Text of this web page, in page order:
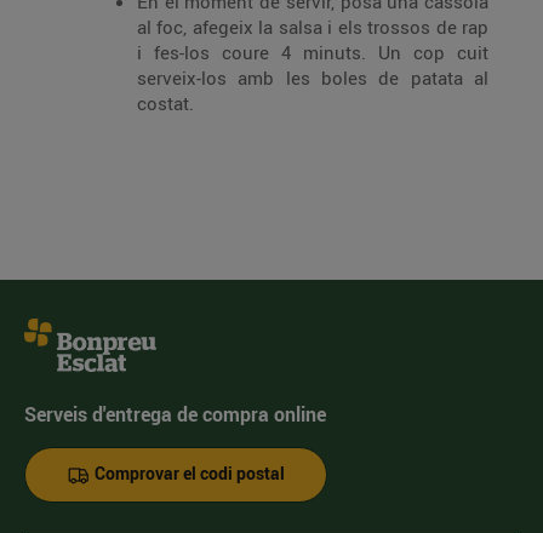
al foc, afegeix la salsa i els trossos de rap
i fes-los coure 4 minuts. Un cop cuit
serveix-los amb les boles de patata al
costat.
Serveis d'entrega de compra online
Comprovar el codi postal